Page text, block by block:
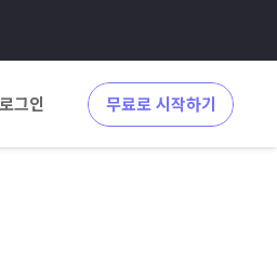
로그인 무료로 시작하기